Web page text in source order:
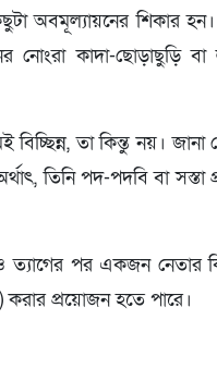
অবমূল্যায়নের শিকার
কাদা-ছোড়াছুড়ি বা
তা কিন্তু নয়।
তিনি পদ-পদবি বা সস্তা
ত্যাগের পর একজন নেতার
) করার প্রয়োজন হতে পারে।